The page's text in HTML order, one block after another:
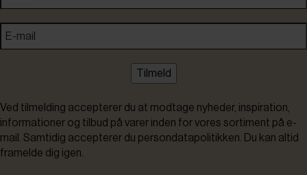
Tilmeld
Ved tilmelding accepterer du at modtage nyheder, inspiration,
informationer og tilbud på varer inden for vores sortiment på e-
mail. Samtidig accepterer du persondatapolitikken. Du kan altid
framelde dig igen.